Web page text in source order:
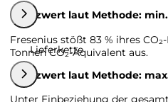
Grenzwert laut Methode: min.
Fresenius stößt 83 % ihres
Tonnen CO₂-Äquivalent aus.
Grenzwert laut Methode:
Lieferkette
Unter Einbeziehung der